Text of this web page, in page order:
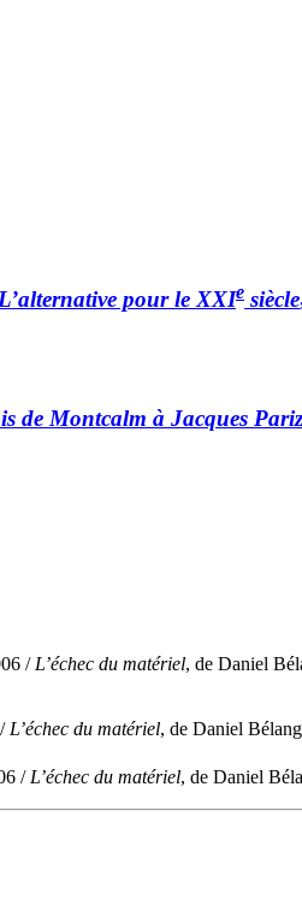
pour le XXIe siècle
de Montcalm à Jacques
/ L’échec du matériel, de Daniel
L’échec du matériel, de Daniel
/L’échec du matériel, de Daniel